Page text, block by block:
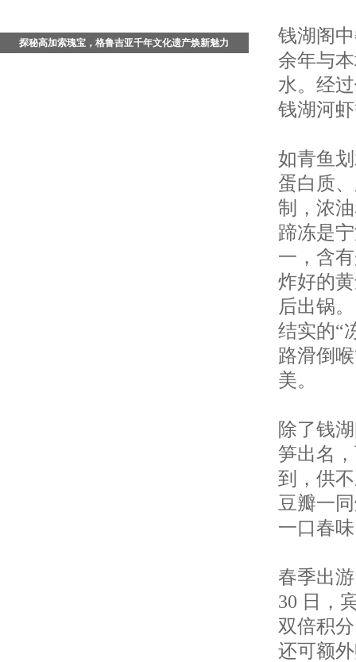
探秘高加索瑰宝，格鲁吉亚千年文化遗产焕新魅力
钱湖阁
余年与
水。经
钱湖河
如青鱼
蛋白质
制，浓
蹄冻是
一，含
炸好的
后出锅
结实的“
路滑倒
美。
除了钱
笋出名
到，供
豆瓣一
一口春
春季出
30 日，
双倍积
还可额